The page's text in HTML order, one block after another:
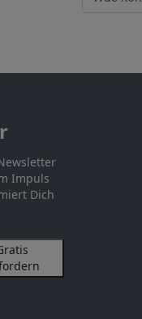
Impuls
Dich